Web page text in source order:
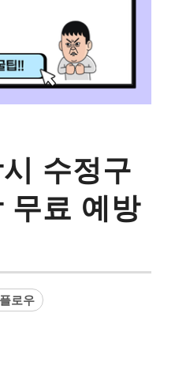
수정구
무료 예방
로우